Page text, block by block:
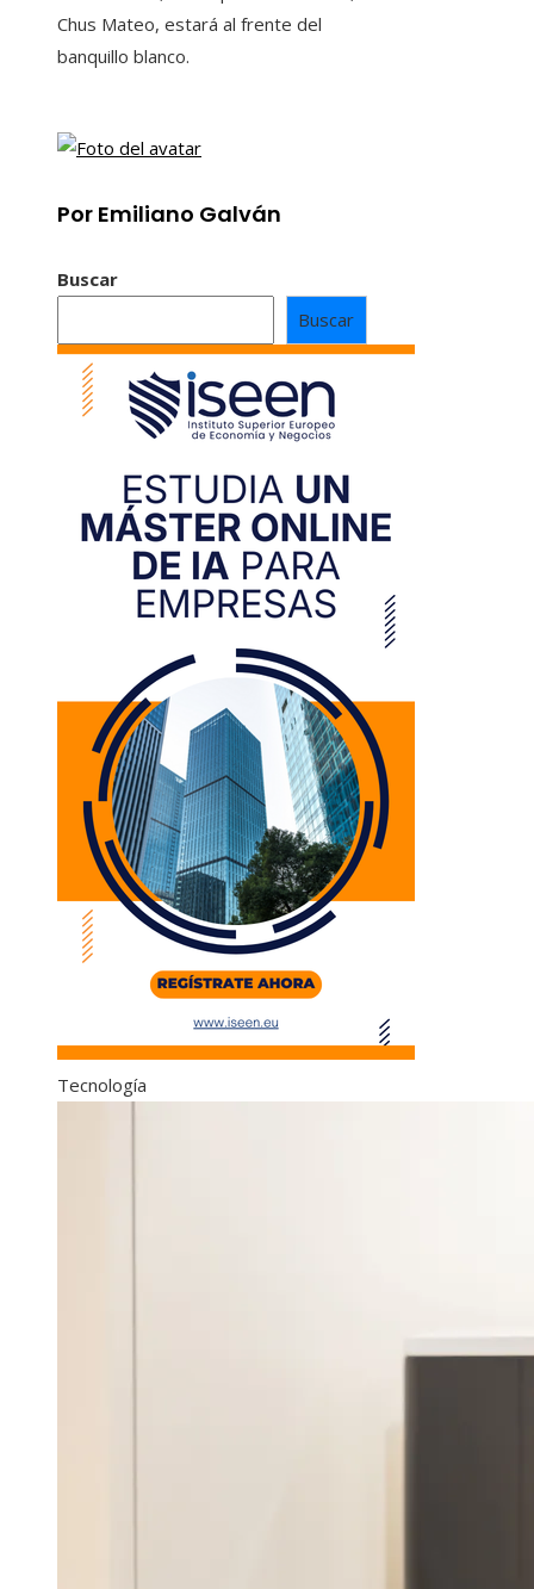
Chus Mateo, estará al frente del
banquillo blanco.
Por Emiliano Galván
Buscar
Buscar
Tecnología